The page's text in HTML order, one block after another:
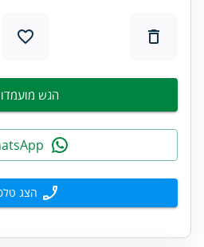
הגש
הצג